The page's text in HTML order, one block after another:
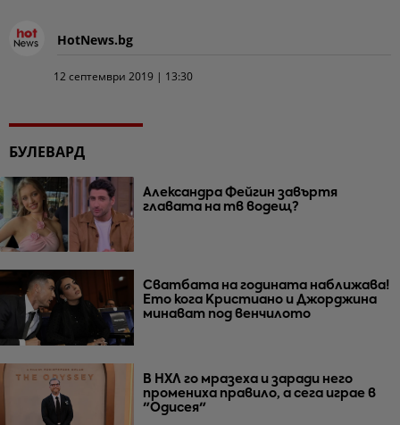
HotNews.bg
12 септември 2019 | 13:30
БУЛЕВАРД
Александра Фейгин завъртя
главата на тв водещ?
Сватбата на годината наближава!
Ето кога Кристиано и Джорджина
минават под венчилото
В НХЛ го мразеха и заради него
промениха правило, а сега играе в
"Одисея"